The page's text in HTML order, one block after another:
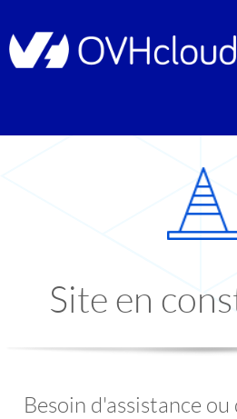
Site en
Besoin d'assistance